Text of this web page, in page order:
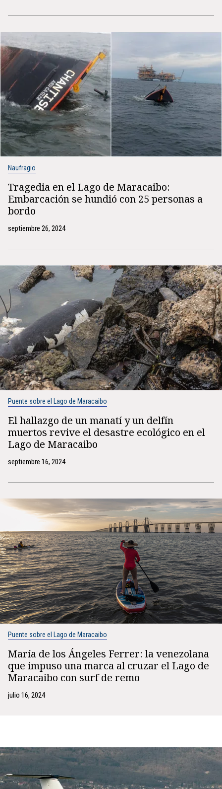
Naufragio
Tragedia en el Lago de Maracaibo:
Embarcación se hundió con 25 personas a
bordo
septiembre 26, 2024
Puente sobre el Lago de Maracaibo
El hallazgo de un manatí y un delfín
muertos revive el desastre ecológico en el
Lago de Maracaibo
septiembre 16, 2024
Puente sobre el Lago de Maracaibo
María de los Ángeles Ferrer: la venezolana
que impuso una marca al cruzar el Lago de
Maracaibo con surf de remo
julio 16, 2024